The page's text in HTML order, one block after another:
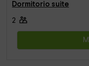
Dormitorio suite
2